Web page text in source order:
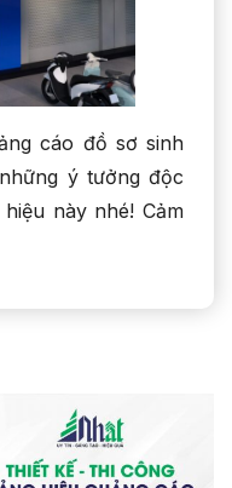
cáo đồ sơ sinh
ý tưởng độc
này nhé! Cảm